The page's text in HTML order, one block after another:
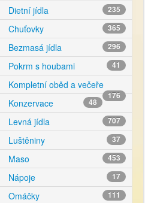
Dietní jídla 235
Chuťovky 365
Bezmasá jídla 296
Pokrm s houbami 41
Kompletní oběd a večeře
176
Konzervace 48
Levná jídla 707
Luštěniny 37
Maso 453
Nápoje 17
Omáčky 111